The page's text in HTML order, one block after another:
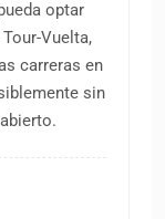
optar
Vuelta,
carreras en
sin